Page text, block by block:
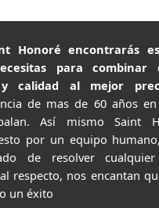
Honoré encontrarás
para combinar
calidad al mejor
de mas de 60 años
Así mismo Saint
por un equipo
de resolver
respecto, nos encantan
un éxito